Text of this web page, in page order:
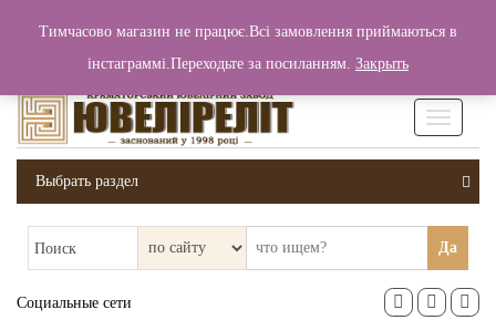
Вход / Регистрация 0 грн.
Выбрать раздел
Поиск Да
Социальные сети
Тимчасово магазин не працює.Всі замовлення приймаються в
інстаграммі.Переходьте за посиланням. Закрыть